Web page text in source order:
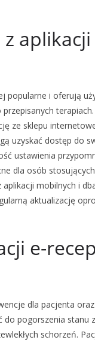
z
popularne i oferują
ze sklepu
uzyskać dostęp do
ustawienia
dla osób stosujących
mobilnych i
aktualizację
e-
dla pacjenta
do pogorszenia stanu
schorzeń.